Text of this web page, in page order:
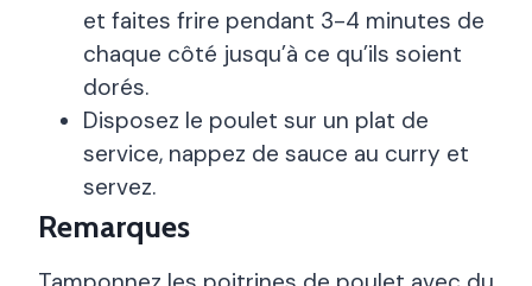
et faites frire pendant 3-4 minutes de
chaque côté jusqu’à ce qu’ils soient
dorés.
Disposez le poulet sur un plat de
service, nappez de sauce au curry et
servez.
Remarques